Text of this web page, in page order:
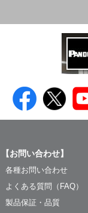
【お問い合わせ】
各種お問い合わせ
よくある質問（FAQ）
製品保証・品質